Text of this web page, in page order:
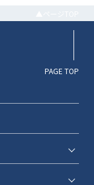
PAGE TOP